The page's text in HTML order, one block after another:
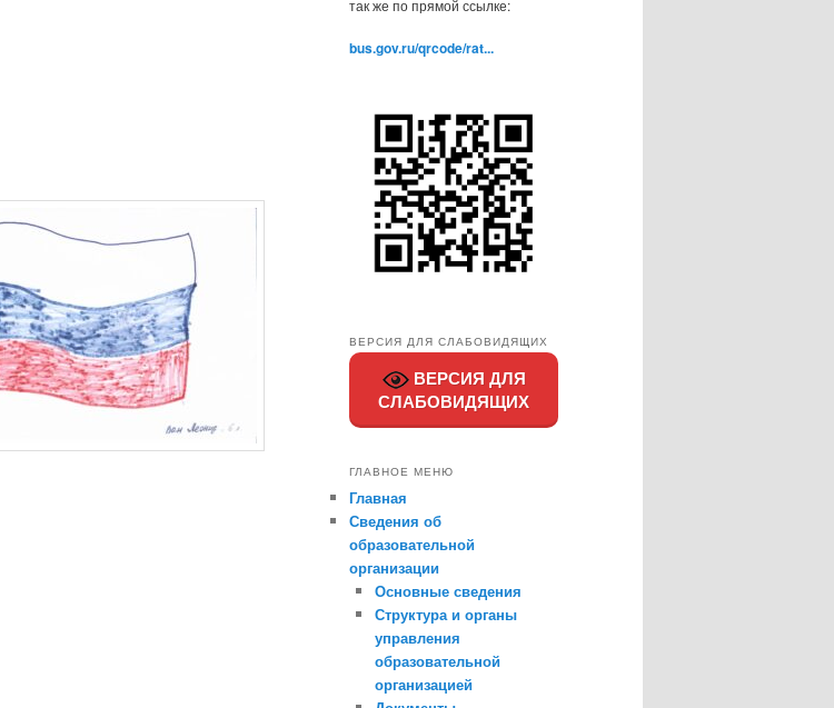
так же по прямой ссылке:
bus.gov.ru/qrcode/rat...
ВЕРСИЯ ДЛЯ СЛАБОВИДЯЩИХ
ВЕРСИЯ ДЛЯ
СЛАБОВИДЯЩИХ
ГЛАВНОЕ МЕНЮ
Главная
Сведения об
образовательной
организации
Основные сведения
Структура и органы
управления
образовательной
организацией